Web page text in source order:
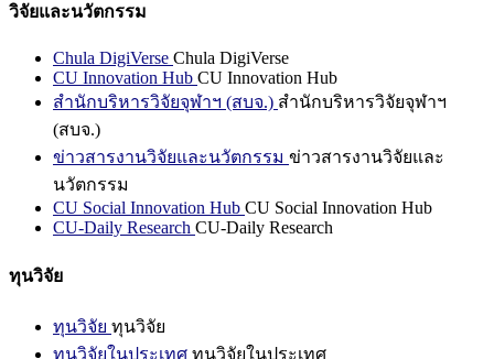
วิจัยและนวัตกรรม
Chula DigiVerse Chula DigiVerse
CU Innovation Hub CU Innovation Hub
สำนักบริหารวิจัยจุฬาฯ (สบจ.) สำนักบริหารวิจัยจุฬาฯ
(สบจ.)
ข่าวสารงานวิจัยและนวัตกรรม ข่าวสารงานวิจัยและ
นวัตกรรม
CU Social Innovation Hub CU Social Innovation Hub
CU-Daily Research CU-Daily Research
ทุนวิจัย
ทุนวิจัย ทุนวิจัย
ทุนวิจัยในประเทศ ทุนวิจัยในประเทศ